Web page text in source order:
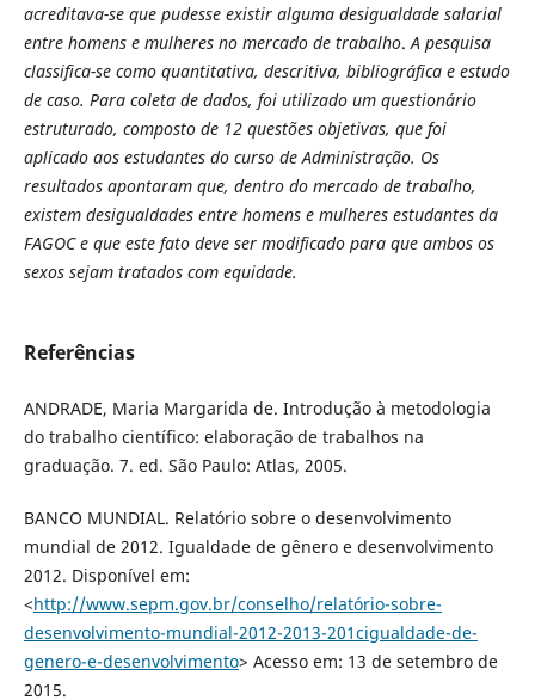
acreditava-se que pudesse existir alguma desigualdade salarial
entre homens e mulheres no mercado de trabalho. A pesquisa
classifica-se como quantitativa, descritiva, bibliográfica e estudo
de caso. Para coleta de dados, foi utilizado um questionário
estruturado, composto de 12 questões objetivas, que foi
aplicado aos estudantes do curso de Administração. Os
resultados apontaram que, dentro do mercado de trabalho,
existem desigualdades entre homens e mulheres estudantes da
FAGOC e que este fato deve ser modificado para que ambos os
sexos sejam tratados com equidade.
Referências
ANDRADE, Maria Margarida de. Introdução à metodologia
do trabalho científico: elaboração de trabalhos na
graduação. 7. ed. São Paulo: Atlas, 2005.
BANCO MUNDIAL. Relatório sobre o desenvolvimento
mundial de 2012. Igualdade de gênero e desenvolvimento
2012. Disponível em:
<http://www.sepm.gov.br/conselho/relatório-sobre-
desenvolvimento-mundial-2012-2013-201cigualdade-de-
genero-e-desenvolvimento> Acesso em: 13 de setembro de
2015.